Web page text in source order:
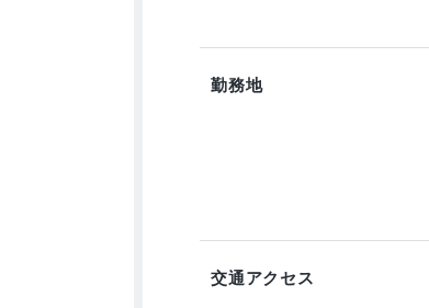
勤務地
交通アクセス